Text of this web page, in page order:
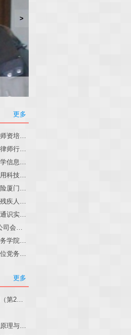
>
更多
实验室聚餐庆祝暑假两期师资培训班圆满结束
林子雨老师应邀为广西某律师行业培训班做大模型和智能体讲座
林子雨老师应邀为厦门大学信息学院全国中学生夏令营做大模型讲座
林子雨老师应邀为广州应用科技学院做大模型和智能体讲座
林子雨老师应邀为人保财险厦门分公司做大模型和智能体讲座
林子雨老师应邀为厦门市残疾人联合会做大模型和智能体讲座
林子雨等编著《人工智能通识实践教程》教材官网
林子雨老师应邀为Jabra公司会议做大模型和智能体报告
林子雨老师应邀为空军勤务学院做大模型和智能体讲座
夏小云受邀为农业科研单位党务工作者作专题报告
更多
《大数据技术原理与应用（第2版）》教材官网
林子雨编著《大数据技术原理与应用（第3版）》教材官网